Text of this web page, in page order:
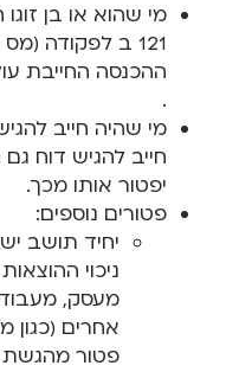
מי שהוא או בן
121 ב לפקודה
.
מי שהיה חייב
חייב להגיש דוח
יפטור אותו מכך.
פטורים נוספים:
יחיד תושב
ניכוי
מעסק,
אחרים (כגון
פטור מהגשת